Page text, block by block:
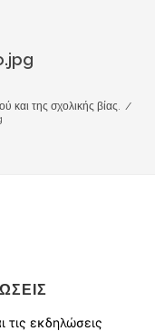
και της σχολικής βίας. /
τις εκδηλώσεις